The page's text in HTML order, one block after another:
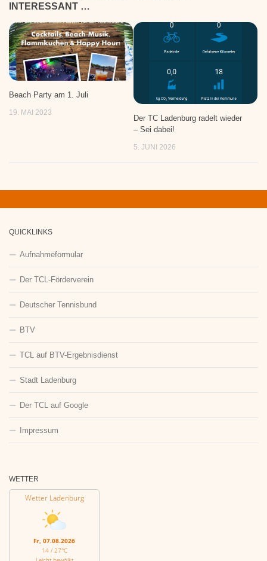
INTERESSANT …
Beach Party am 1. Juli
19. MAI 2023
Der TC Ladenburg radelt wieder
– Sei dabei!
5. JUNI 2026
QUICKLINKS
Aufnahmeformular
Der TCL-Förderverein
Deutscher Tennisbund
BTV
TCL auf BTV-Ergebnisdienst
Stadt Ladenburg
Der TCL auf Google
Impressum
WETTER
Wetter Ladenburg
Fr, 07.08.2026
14 / 27°C